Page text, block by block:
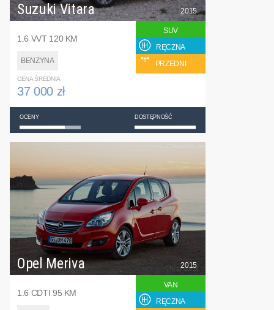
Suzuki Vitara
1.6 VVT 120 KM
BENZYNA
2015
SUV
RĘCZNA
PRZEDNI
CENA ŚREDNIA
37 000 zł
OCENY DOSTĘPNOŚĆ
Opel Meriva
1.6 CDTI 95 KM
2015
VAN
RĘCZNA